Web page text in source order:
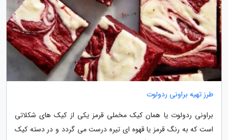
طرز تهیه براونی ردولوت
براونی ردولوت یا همان کیک مخملی قرمز یکی از کیک های شکلاتی
است که به رنگ قرمز یا قهوه ای تیره درست می گردد و در دسته کیک